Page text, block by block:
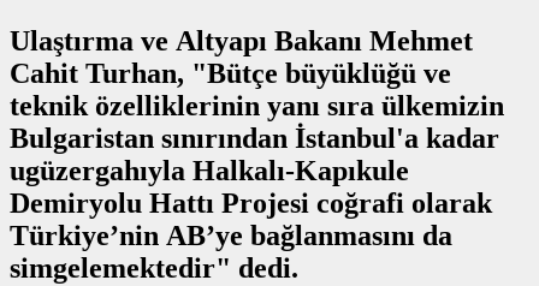
Ulaştırma ve Altyapı Bakanı Mehmet
Cahit Turhan, "Bütçe büyüklüğü ve
teknik özelliklerinin yanı sıra ülkemizin
Bulgaristan sınırından İstanbul'a kadar
ugüzergahıyla Halkalı-Kapıkule
Demiryolu Hattı Projesi coğrafi olarak
Türkiye’nin AB’ye bağlanmasını da
simgelemektedir" dedi.